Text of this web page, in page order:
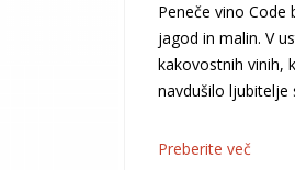
Dolenjska
Vipavska
dolina
Istra
Peneče vino Code
jagod in malin. V
kakovostnih vinih,
navdušilo ljubitelje
Preberite več